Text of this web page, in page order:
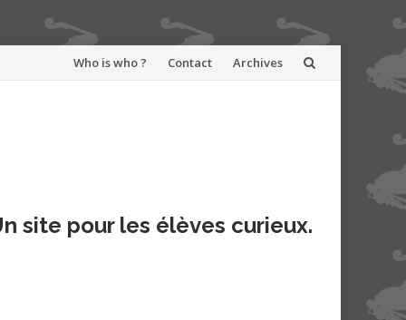
Aller
Who is who ? Contact Archives
site pour les élèves curieux.